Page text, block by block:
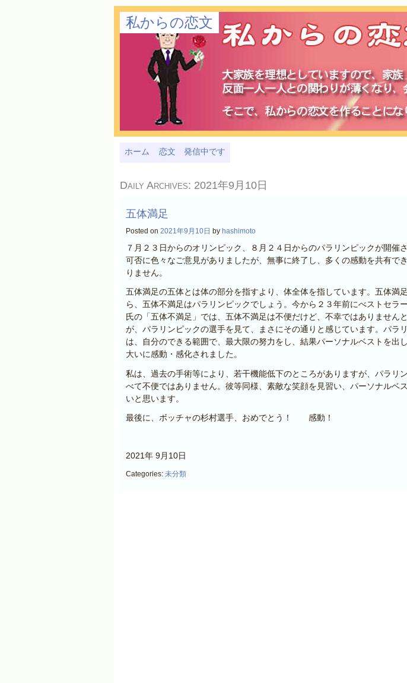
私からの恋文
ホーム 恋文 発信中です
Daily Archives: 2021年9月10日
五体満足
Posted on 2021年9月10日 by hashimoto
７月２３日からのオリンピック、８月２４日からのパラリンピックが開催
可否に色々なご意見がありましたが、無事に終了し、多くの感動を共有で
りません。
五体満足の五体とは体の部分を指すより、体全体を指しています。五体満
ら、五体不満足はパラリンピックでしょう。今から２３年前にべストセラ
氏の「五体不満足」では、五体不満足は不便だけど、不幸ではありません
が、パラリンピックの選手を見て、まさにその通りと感じています。パラ
は、自分のできる範囲で、最大限の努力をし、結果パーソナルベストを出
大いに感動・感化されました。
私は、過去の手術等により、若干機能低下のところがありますが、パラリ
べて不便ではありません。彼等同様、素敵な笑顔を見習い、パーソナルベ
いと思います。
最後に、ボッチャの杉村選手、おめでとう！ 感動！
2021年 9月10日
Categories: 未分類